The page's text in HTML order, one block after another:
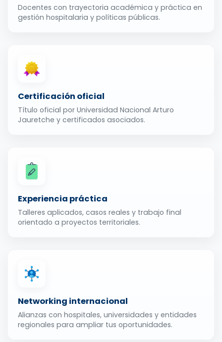
Docentes con trayectoria académica y práctica en
gestión hospitalaria y políticas públicas.
Certificación oficial
Título oficial por Universidad Nacional Arturo
Jauretche y certificados asociados.
Experiencia práctica
Talleres aplicados, casos reales y trabajo final
orientado a proyectos territoriales.
Networking internacional
Alianzas con hospitales, universidades y entidades
regionales para ampliar tus oportunidades.